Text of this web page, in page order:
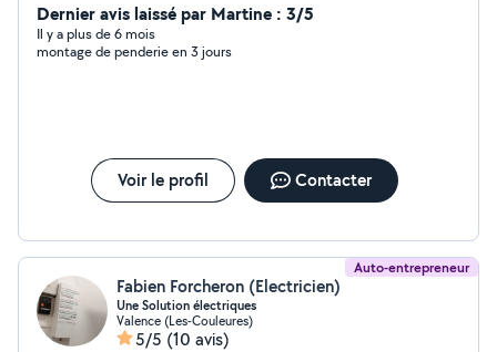
pour premier contact , merci ..Mr Vicat , j'ai une amie qui
n'est pas abonnée et qui cherche des heures de
ménage entre st peray et beauchastel ( environ)
Dernier avis laissé par Martine : 3/5
Il y a plus de 6 mois
montage de penderie en 3 jours
Voir le profil Contacter
Auto-entrepreneur
Fabien Forcheron (Electricien)
Une Solution électriques
Valence (Les-Couleures)
5/5 (10 avis)